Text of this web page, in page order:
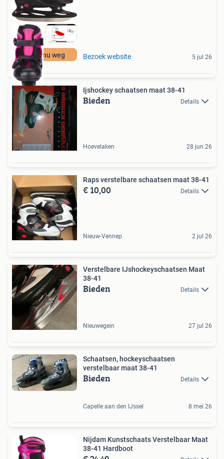
Moet nu weg Bezoek website 5 jul 26
Ijshockey schaatsen maat 38-41
Bieden Details
Hoevelaken 28 jun 26
Raps verstelbare schaatsen maat 38-41
€ 10,00 Details
Nieuw-Vennep 2 jul 26
Verstelbare IJshockeyschaatsen Maat
38-41
Bieden Details
Nieuwegein 27 jul 26
Schaatsen, hockeyschaatsen
verstelbaar maat 38-41
Bieden Details
Capelle aan den IJssel 8 mei 26
Nijdam Kunstschaats Verstelbaar Maat
38-41 Hardboot